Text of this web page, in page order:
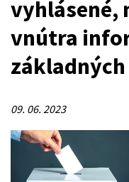
vyhlásené,
vnútra
09. 06. 2023